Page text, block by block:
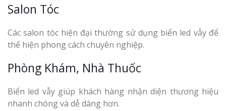
Salon Tóc
Các salon tóc hiện đại thường sử dụng biển led vẫy để
thể hiện phong cách chuyên nghiệp.
Phòng Khám, Nhà Thuốc
Biển led vẫy giúp khách hàng nhận diện thương hiệu
nhanh chóng và dễ dàng hơn.